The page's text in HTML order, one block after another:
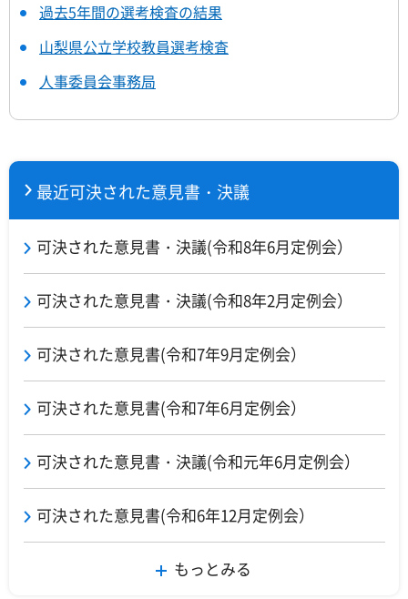
過去5年間の選考検査の結果
山梨県公立学校教員選考検査
人事委員会事務局
最近可決された意見書・決議
可決された意見書・決議(令和8年6月定例会）
可決された意見書・決議(令和8年2月定例会）
可決された意見書(令和7年9月定例会）
可決された意見書(令和7年6月定例会）
可決された意見書・決議(令和元年6月定例会）
可決された意見書(令和6年12月定例会）
もっとみる